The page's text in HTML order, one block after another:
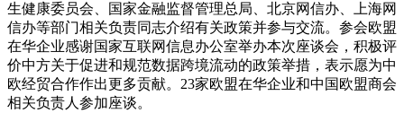
生健康委员会、国家金融监督管理总局、北京网信办、上海网
信办等部门相关负责同志介绍有关政策并参与交流。参会欧盟
在华企业感谢国家互联网信息办公室举办本次座谈会，积极评
价中方关于促进和规范数据跨境流动的政策举措，表示愿为中
欧经贸合作作出更多贡献。23家欧盟在华企业和中国欧盟商会
相关负责人参加座谈。